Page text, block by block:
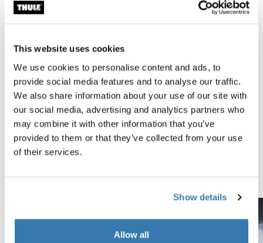
This website uses cookies
We use cookies to personalise content and ads, to
provide social media features and to analyse our traffic.
We also share information about your use of our site with
our social media, advertising and analytics partners who
may combine it with other information that you’ve
provided to them or that they’ve collected from your use
of their services.
Show details
Allow all
Anmeldelser
Testet til det yderste
På vores Thule Test Center™ i Hillerstorp, Sverige,
gennemgår produkterne ekstreme tests. Vores
tagbøjlesystemer er designet til at bære dit udstyr og
passe din bil så trygt og sikkert som muligt. Herunder er
vises bare nogle få eksempler på udførte tests.
Oplev Thule Test Center